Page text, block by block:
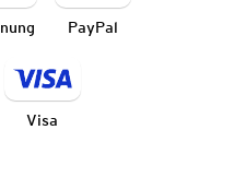
PayPal
Visa